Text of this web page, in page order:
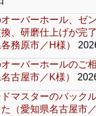
ーバーホール、ゼ
、研磨仕上げが完
務原市／H様）
ーバーホールのご
古屋市／K様）
マスターのバック
（愛知県名古屋市／